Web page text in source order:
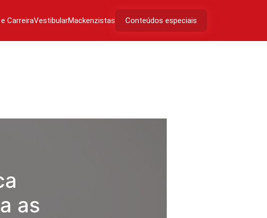
CarreiraVestibularMackenzistas Conteúdos especiais
as